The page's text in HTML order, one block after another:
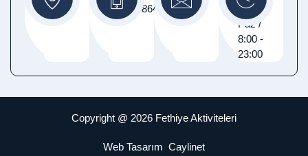
Muğla
05337486460
Pzt -
Paz /
8:00 -
23:00
Copyright @ 2026 Fethiye Aktiviteleri
Web Tasarım Caylinet